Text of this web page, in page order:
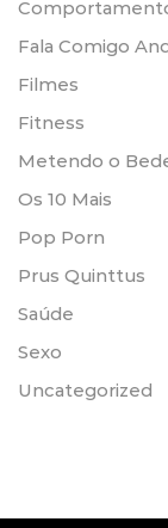
Fala Comigo
Filmes
Fitness
Metendo o
Os 10 Mais
Pop Porn
Prus Quinttus
Saúde
Sexo
Uncategorized